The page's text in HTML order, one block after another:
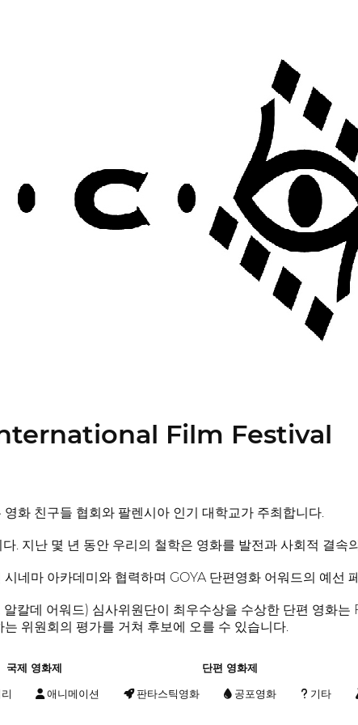
Film Festival
화 친구들 협회와 팔렌시아 인기 대학교가 주최합니다.
. 지난 몇 년 동안 우리의 철학은 영화를 발전과 사회적 결속
네마 아카데미와 협력하며 GOYA 단편영화 어워드의 예선
칼데 어워드) 심사위원단이 최우수상을 수상한 단편 영화
위원회의 평가를 거쳐 후보에 오를 수 있습니다.
국제 영화제 단편 영화제
애니메이션 판타스틱영화 공포영화 기타